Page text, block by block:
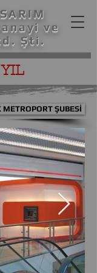
ve
Şti.
ŞUBESİ